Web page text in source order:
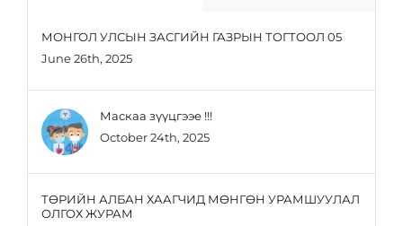
МОНГОЛ УЛСЫН ЗАСГИЙН ГАЗРЫН ТОГТООЛ 05
June 26th, 2025
Маскаа зүүцгээе !!!
October 24th, 2025
ТӨРИЙН АЛБАН ХААГЧИД МӨНГӨН УРАМШУУЛАЛ
ОЛГОХ ЖУРАМ